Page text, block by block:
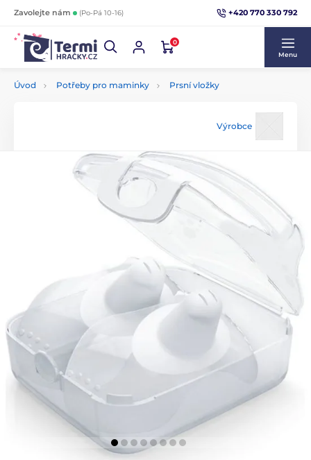
Zavolejte nám (Po-Pá 10-16) +420 770 330 792
0
Menu
Úvod Potřeby pro maminky Prsní vložky
Výrobce